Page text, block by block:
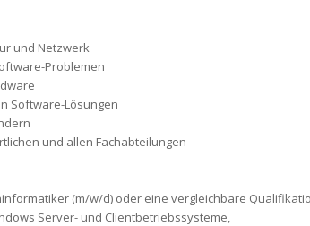
und Netzwerk
Problemen
Software-Lösungen
und allen Fachabteilungen
(m/w/d) oder eine vergleichbare
Server- und Clientbetriebssysteme,